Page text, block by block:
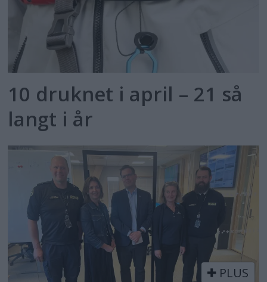
10 druknet i april – 21 så
langt i år
PLUS